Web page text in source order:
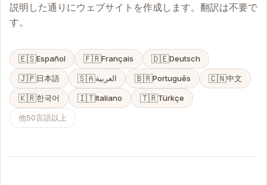
説明した通りにウェブサイトを作成します。翻訳は不要で
す。
🇪🇸Español 🇫🇷Français 🇩🇪Deutsch
🇯🇵日本語 🇸🇦العربية 🇧🇷Português 🇨🇳中文
🇰🇷한국어 🇮🇹Italiano 🇹🇷Türkçe
他50言語以上